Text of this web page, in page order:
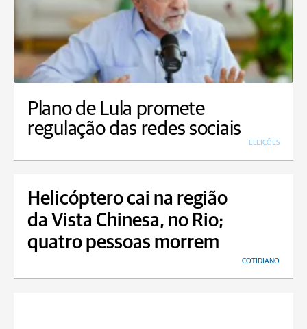
Plano de Lula promete
regulação das redes sociais
ELEIÇÕES
Helicóptero cai na região
da Vista Chinesa, no Rio;
quatro pessoas morrem
COTIDIANO